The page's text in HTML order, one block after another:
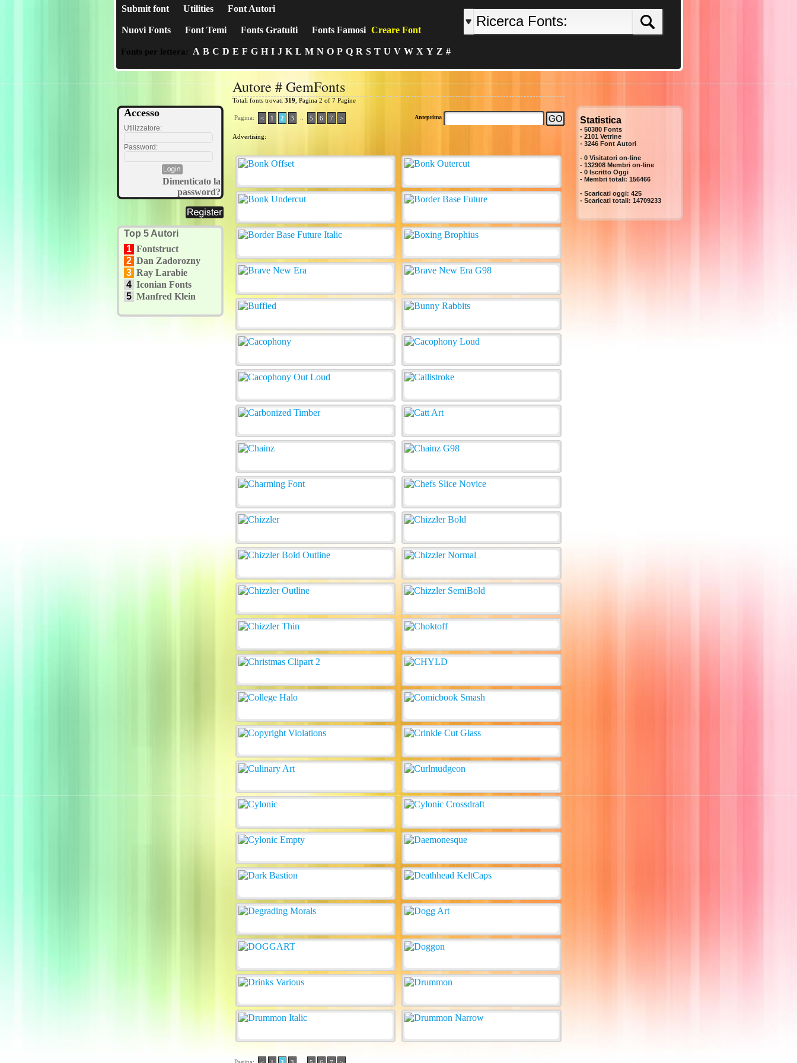
Submit font Utilities Font Autori
Nuovi Fonts Font Temi Fonts Gratuiti Fonts Famosi Creare Font
Fonts per lettera: A B C D E F G H I J K L M N O P Q R S T U V W X Y Z #
Accesso
Utilizzatore:
Password:
Dimenticato la
password?
Top 5 Autori
1 Fontstruct
2 Dan Zadorozny
3 Ray Larabie
4 Iconian Fonts
5 Manfred Klein
Autore # GemFonts
Totali fonts trovati 319 , Pagina 2 of 7 Pagine
Pagina: < 1 2 3 5 6 7 > Anteprima
Advertising:
Statistica
- 50380 Fonts
- 2101 Vetrine
- 3246 Font Autori
- 0 Visitatori on-line
- 132908 Membri on-line
- 0 Iscritto Oggi
- Membri totali: 156466
- Scaricati oggi: 425
- Scaricati totali: 14709233